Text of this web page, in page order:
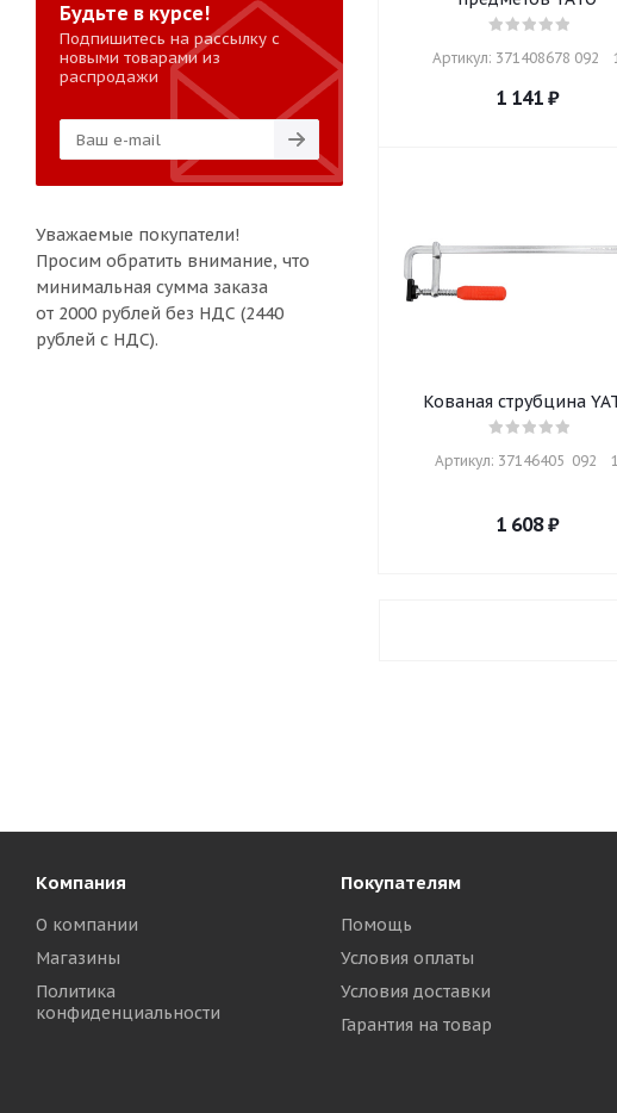
Артикул: 371408678 092
1 141 ₽
Кованая струбцина
Артикул: 37146405  092    1
1 608₽
Будьте в курсе!
Подпишитесь на рассылку с
новыми товарами из
распродажи
Уважаемые покупатели!
Просим обратить внимание, что
минимальная сумма заказа
от 2000 рублей без НДС (2440
рублей с НДС).
Компания
О компании
Магазины
Политика
конфиденциальности
Покупателям
Помощь
Условия оплаты
Условия доставки
Гарантия на товар